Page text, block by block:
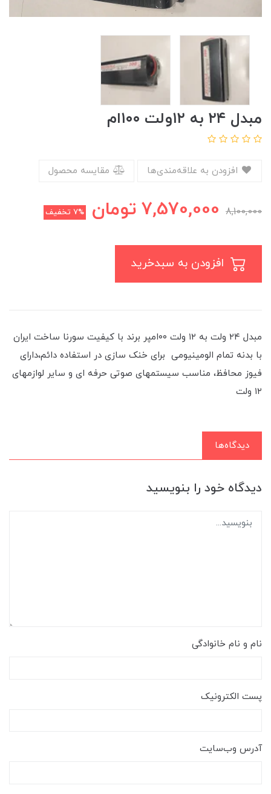
مبدل ۲۴ به ۱۲ولت ۱۰۰ام
مقایسه محصول
8,100,000
7,570,000 تومان 7% تخفیف
​​​​مبدل ۲۴ ولت به ۱۲ ولت ۰۰امپر برند با کیفیت سورنا ساخت ایران
با بدنه تمام الومینیومی برای خنک سازی در استفاده دائم،دارای
فیوز محافظ، مناسب سیستمهای صوتی حرفه ای و سایر لوازمهای
۱۲ ولت
دیدگاه‌ها
دیدگاه خود را بنویسید
نام و نام خانوادگی
پست الکترونیک
آدرس وب‌سایت